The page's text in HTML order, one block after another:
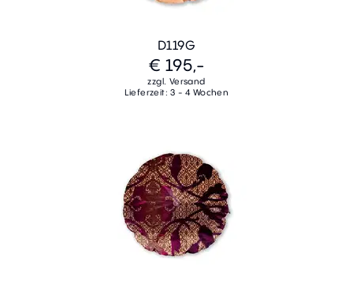
D119G
€ 195,-
zzgl. Versand
Lieferzeit: 3 - 4 Wochen